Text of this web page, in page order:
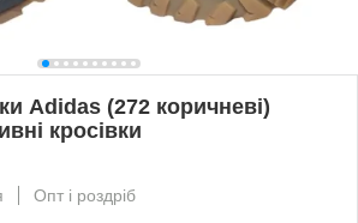
Adidas (272 коричневі)
кросівки
Опт і роздріб